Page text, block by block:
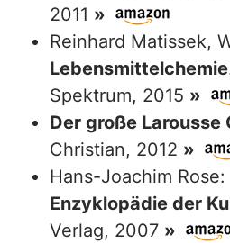
2011 »
Reinhard Matissek,
Lebensmittelchemie
Spektrum, 2015 »
Der große Larousse
Christian, 2012 »
Hans-Joachim Rose:
Enzyklopädie der
Verlag, 2007 »